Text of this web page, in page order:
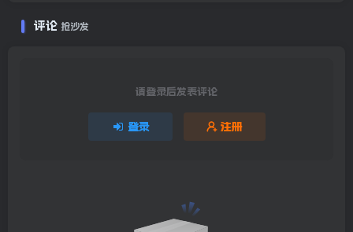
评论 抢沙发
请登录后发表评论
登录 注册